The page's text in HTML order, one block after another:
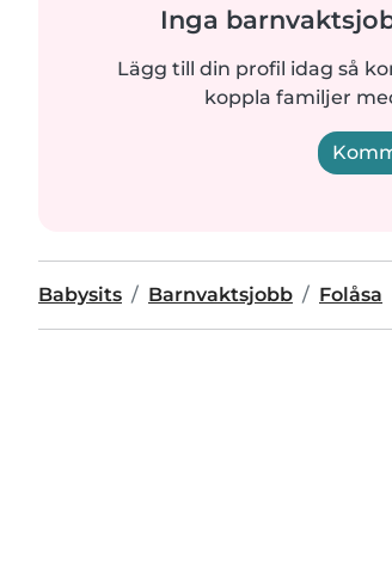
Inga
Lägg till din profil idag så
koppla familjer
Babysits Barnvaktsjobb Folåsa